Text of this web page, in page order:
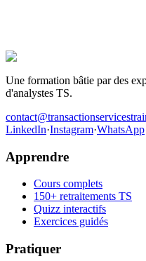
Être recruté en Transaction
Une formation bâtie par des
d'analystes TS.
LinkedIn·Instagram·WhatsApp
Apprendre
Cours complets
150+ retraitements TS
Quizz interactifs
Exercices guidés
Pratiquer